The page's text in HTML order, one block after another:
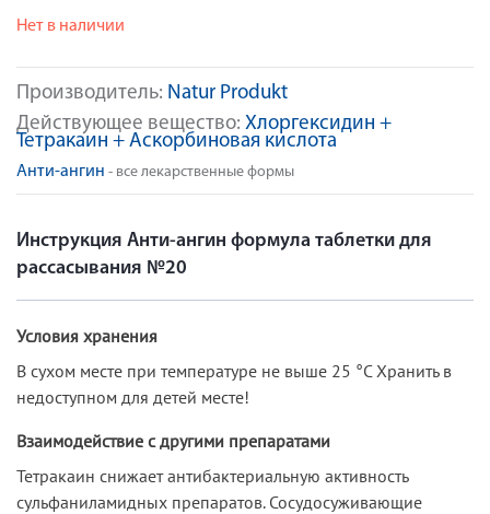
Производитель: Natur Produkt
Действующее вещество: Хлоргексидин +
Тетракаин + Аскорбиновая кислота
Анти-ангин - все лекарственные формы
Нет в наличии
Инструкция Анти-ангин формула таблетки для
рассасывания №20
Условия хранения
В сухом месте при температуре не выше 25 °С Хранить в
недоступном для детей месте!
Взаимодействие с другими препаратами
Тетракаин снижает антибактериальную активность
сульфаниламидных препаратов. Сосудосуживающие